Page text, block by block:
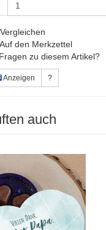
Vergleichen
Auf den Merkzettel
Fragen zu diesem Artikel?
Anzeigen ?
auch